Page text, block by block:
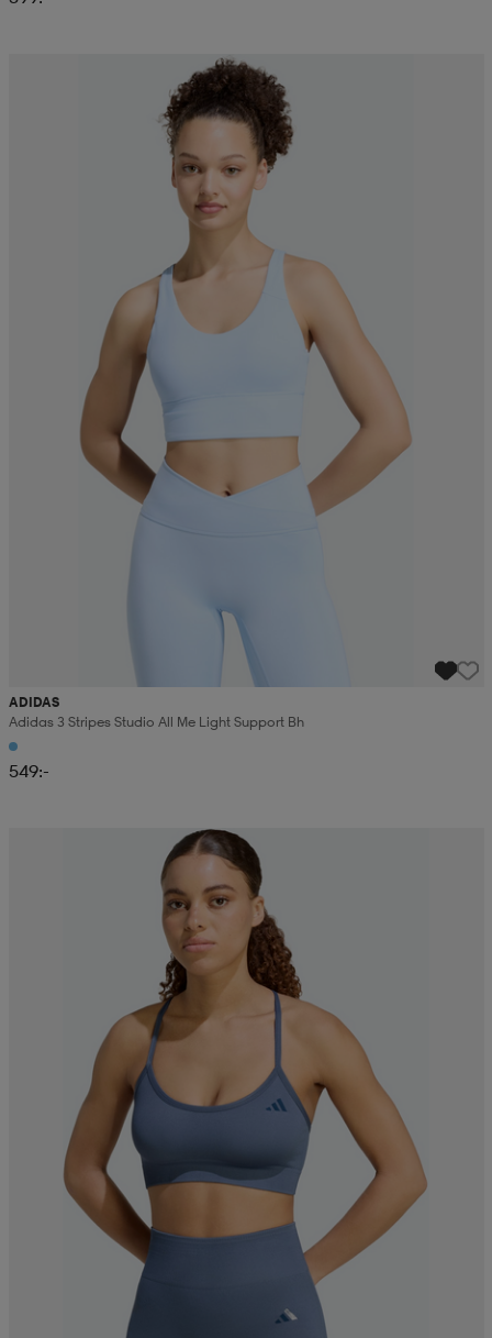
ADIDAS
Adidas 3 Stripes Studio All Me Light Support Bh
549:-